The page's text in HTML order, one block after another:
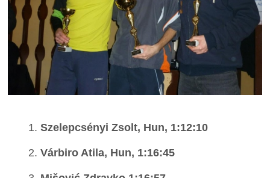
Szelepcsényi Zsolt, Hun, 1:12:10
Várbiro Atila, Hun, 1:16:45